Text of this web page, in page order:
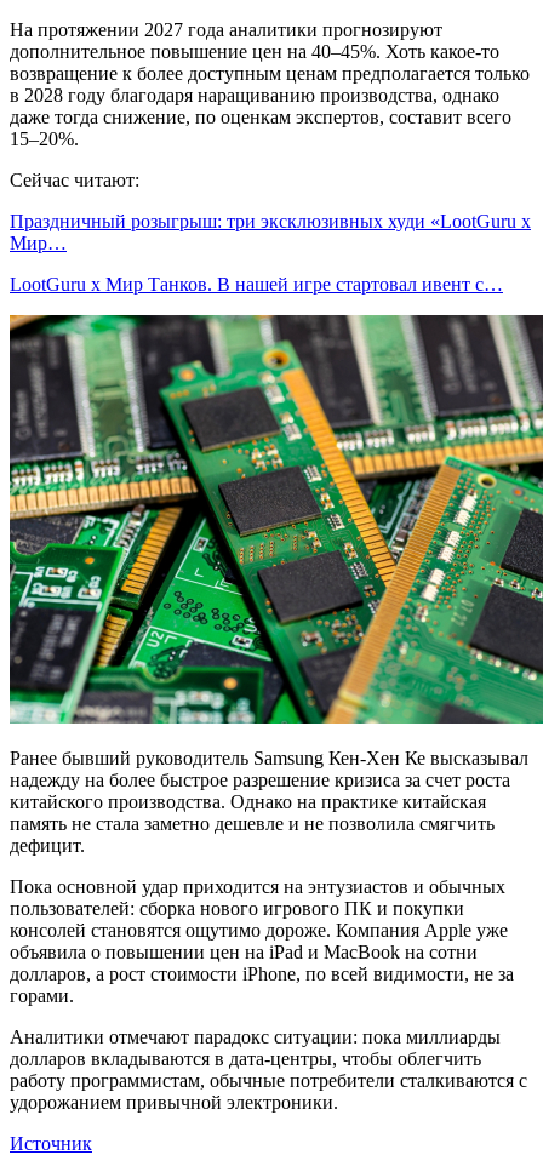
На протяжении 2027 года аналитики прогнозируют
дополнительное повышение цен на 40–45%. Хоть какое-то
возвращение к более доступным ценам предполагается только
в 2028 году благодаря наращиванию производства, однако
даже тогда снижение, по оценкам экспертов, составит всего
15–20%.
Сейчас читают:
Праздничный розыгрыш: три эксклюзивных худи «LootGuru х
Мир…
LootGuru x Мир Танков. В нашей игре стартовал ивент с…
Ранее бывший руководитель Samsung Кен-Хен Ке высказывал
надежду на более быстрое разрешение кризиса за счет роста
китайского производства. Однако на практике китайская
память не стала заметно дешевле и не позволила смягчить
дефицит.
Пока основной удар приходится на энтузиастов и обычных
пользователей: сборка нового игрового ПК и покупки
консолей становятся ощутимо дороже. Компания Apple уже
объявила о повышении цен на iPad и MacBook на сотни
долларов, а рост стоимости iPhone, по всей видимости, не за
горами.
Аналитики отмечают парадокс ситуации: пока миллиарды
долларов вкладываются в дата-центры, чтобы облегчить
работу программистам, обычные потребители сталкиваются с
удорожанием привычной электроники.
Источник